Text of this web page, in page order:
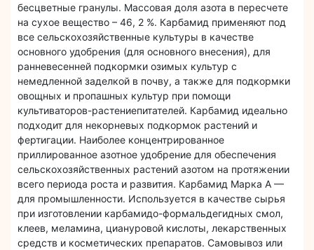
бесцветные гранулы. Массовая доля азота в пересчете
на сухое вещество – 46, 2 %. Карбамид применяют под
все сельскохозяйственные культуры в качестве
основного удобрения (для основного внесения), для
ранневесенней подкормки озимых культур с
немедленной заделкой в почву, а также для подкормки
овощных и пропашных культур при помощи
культиваторов-растениепитателей. Карбамид идеально
подходит для некорневых подкормок растений и
фертигации. Наиболее концентрированное
приллированное азотное удобрение для обеспечения
сельскохозяйственных растений азотом на протяжении
всего периода роста и развития. Карбамид Марка А —
для промышленности. Используется в качестве сырья
при изготовлении карбамидо-формальдегидных смол,
клеев, меламина, циануровой кислоты, лекарственных
средств и косметических препаратов. Самовывоз или